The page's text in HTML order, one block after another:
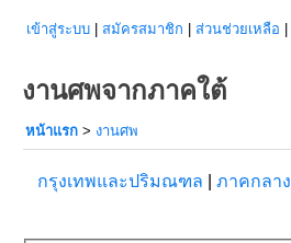
เข้าสู่ระบบ สมัครสมาชิก ส่วนช่วยเหลือ
งานศพจากภาคใต้
หน้าแรก > งานศพ
กรุงเทพและปริมณฑล ภาคกลาง